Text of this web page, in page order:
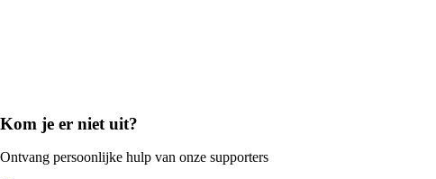
Kom je er niet uit?
Ontvang persoonlijke hulp van onze supporters